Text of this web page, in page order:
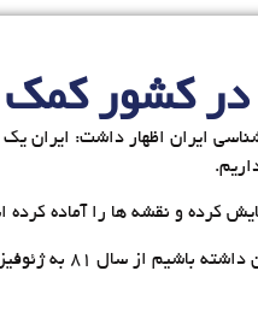
در کشور کمک
ایران اظهار داشت: ایران یک
کرده و نقشه ها را آماده کرده
رییس سازمان زمین شناسی و